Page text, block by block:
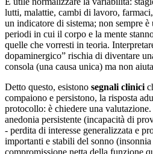
lutti, malattie, cambi di lavoro,
un indicatore di sistema; non sempre
periodi in cui il corpo e la mente
quelle che vorresti in teoria.
dopaminergico” rischia di diventare
consola (una causa unica) ma non
Detto questo, esistono segnali clinici
compaiono e persistono, la risposta
protocollo: è chiedere una
anedonia persistente (incapacità di
- perdita di interesse generalizzata e
importanti e stabili del sonno
compromissione netta della funzione